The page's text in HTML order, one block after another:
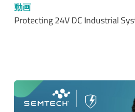
動画
Protecting 24V DC Industrial